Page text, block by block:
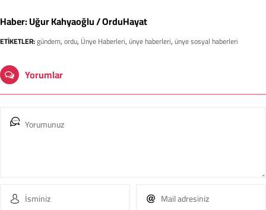
Haber: Uğur Kahyaoğlu / OrduHayat
ETİKETLER:gündem,ordu, Ünye Haberleri,ünye haberleri,ünye sosyal haberleri
Yorumlar